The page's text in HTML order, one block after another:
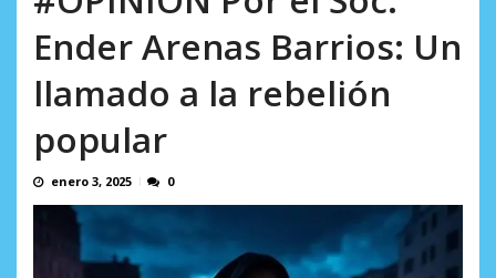
Ender Arenas Barrios: Un
llamado a la rebelión
popular
enero 3, 2025 0